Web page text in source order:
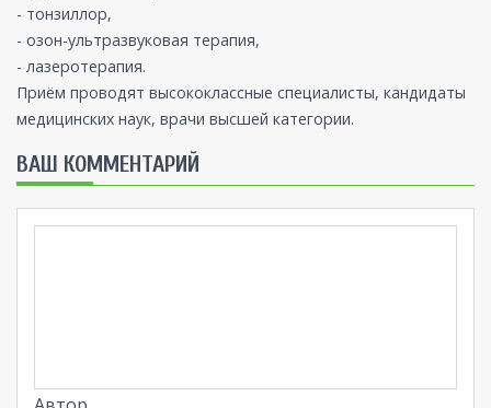
- тонзиллор,
- озон-ультразвуковая терапия,
- лазеротерапия.
Приём проводят высококлассные специалисты, кандидаты
медицинских наук, врачи высшей категории.
ВАШ КОММЕНТАРИЙ